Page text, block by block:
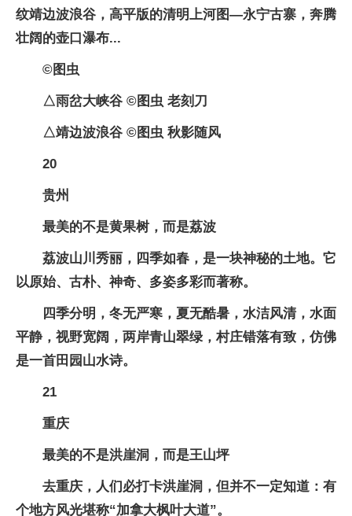
纹靖边波浪谷，高平版的清明上河图—永宁古寨，奔腾
壮阔的壶口瀑布...
©图虫
△雨岔大峡谷 ©图虫 老刻刀
△靖边波浪谷 ©图虫 秋影随风
20
贵州
最美的不是黄果树，而是荔波
荔波山川秀丽，四季如春，是一块神秘的土地。它
以原始、古朴、神奇、多姿多彩而著称。
四季分明，冬无严寒，夏无酷暑，水洁风清，水面
平静，视野宽阔，两岸青山翠绿，村庄错落有致，仿佛
是一首田园山水诗。
21
重庆
最美的不是洪崖洞，而是王山坪
去重庆，人们必打卡洪崖洞，但并不一定知道：有
个地方风光堪称“加拿大枫叶大道”。